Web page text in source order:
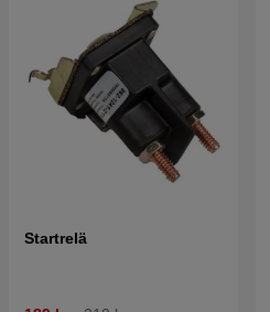
Startrelä